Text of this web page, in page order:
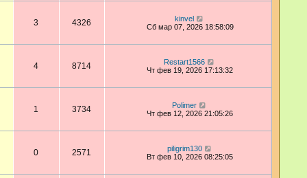
3 4326
kinvel
Сб мар 07, 2026 18:58:09
4 8714
Restart1566
Чт фев 19, 2026 17:13:32
1 3734
Polimer
Чт фев 12, 2026 21:05:26
0 2571
piligrim130
Вт фев 10, 2026 08:25:05